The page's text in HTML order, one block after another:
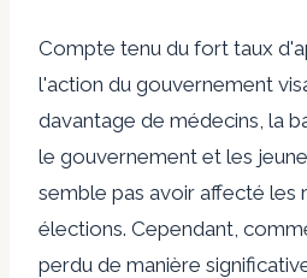
Compte tenu du fort taux
l'action du gouvernement
davantage de médecins, la
le gouvernement et les
semble pas avoir affecté les
élections. Cependant,
perdu de manière